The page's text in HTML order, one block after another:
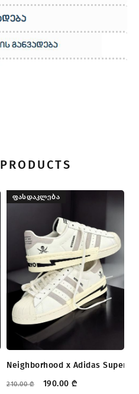
ᲤᲐᲡᲓᲐᲙᲚᲔᲑᲐ
Neighborhood x Adidas
210.00₾ 190.00 ₾